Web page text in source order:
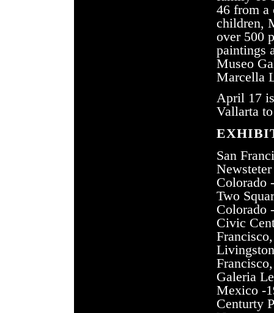
46 from a
children,
over 500
paintings
Museo
Marcella
April 17
Vallarta
San
Newsteter
Colorado
Two
Colorado
Civic
Galeria
Mexico -
Centurty